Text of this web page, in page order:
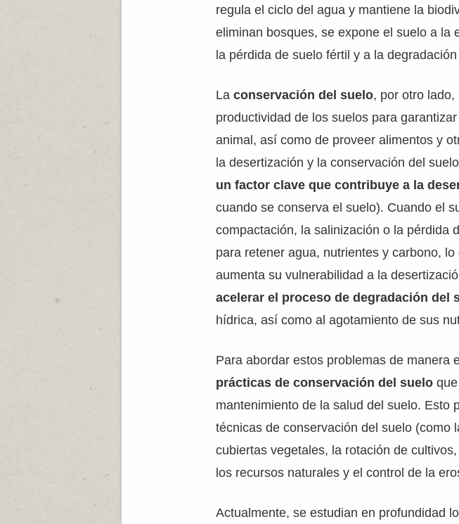
regula el ciclo del agua y mantiene la
eliminan bosques, se expone el suelo a la
la pérdida de suelo fértil y a la
Laconservación del suelo, por otro
productividad de los suelos para
animal, así como de proveer alimentos y
la desertización y la conservación del
un factor clave que contribuye a la
cuando se conserva el suelo). Cuando el
compactación, la salinización o la pérdida
para retener agua, nutrientes y carbono,
aumenta su vulnerabilidad a la
acelerar el proceso de degradación del
hídrica, así como al agotamiento de sus
Para abordar estos problemas de manera
prácticas de conservación del suelo
mantenimiento de la salud del suelo. Esto
técnicas de conservación del suelo (como
cubiertas vegetales, la rotación de
los recursos naturales y el control de la
Actualmente, se estudian en profundidad